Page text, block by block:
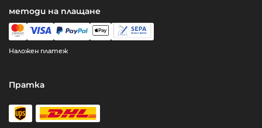
методи на плащане
Наложен платеж
Пратка